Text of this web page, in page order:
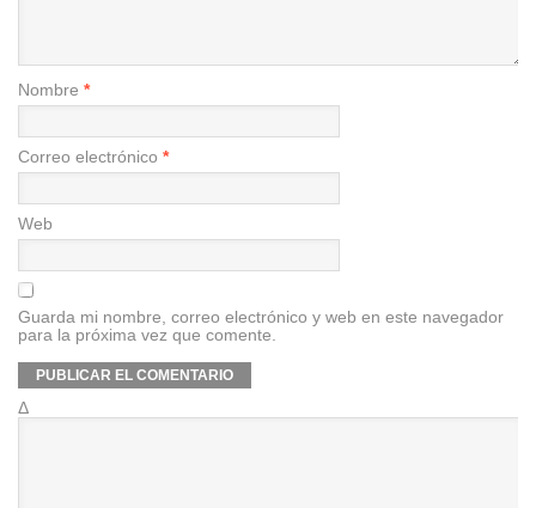
Nombre *
Correo electrónico *
Web
Guarda mi nombre, correo electrónico y web en este navegador
para la próxima vez que comente.
Δ